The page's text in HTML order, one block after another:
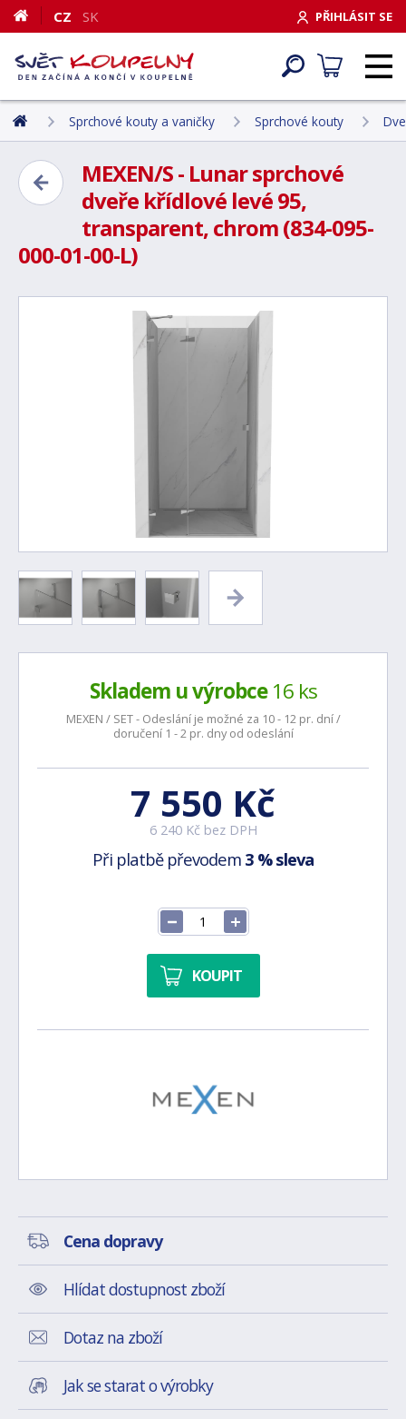
PŘIHLÁSIT SE
CZ SK
Sprchové kouty a vaničky Sprchové kouty
MEXEN/S - Lunar sprchové
dveře křídlové levé 95,
transparent, chrom (834-095-
000-01-00-L)
Skladem u výrobce16 ks
MEXEN / SET - Odeslání je možné za 10 - 12 pr. dní /
doručení 1 - 2 pr. dny od odeslání
7 550 Kč
6 240 Kč bez DPH
Při platbě převodem 3 % sleva
KOUPIT
Cena dopravy
Hlídat dostupnost zboží
Dotaz na zboží
Jak se starat o výrobky